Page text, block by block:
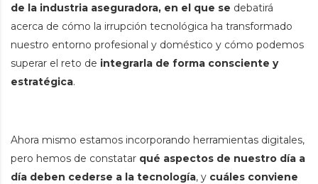
de la industria aseguradora, en el que se debatirá
acerca de cómo la irrupción tecnológica ha transformado
nuestro entorno profesional y doméstico y cómo podemos
superar el reto de integrarla de forma consciente y
estratégica.
Ahora mismo estamos incorporando herramientas digitales,
pero hemos de constatar qué aspectos de nuestro día a
día deben cederse a la tecnología, y cuáles conviene